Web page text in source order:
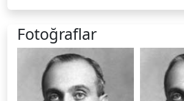
Fotoğraflar